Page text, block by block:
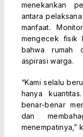
menekankan
antara
manfaat.
mengecek fisik
bahwa rumah
aspirasi warga.
“Kami selalu
hanya
benar-benar
dan
menempatinya,”